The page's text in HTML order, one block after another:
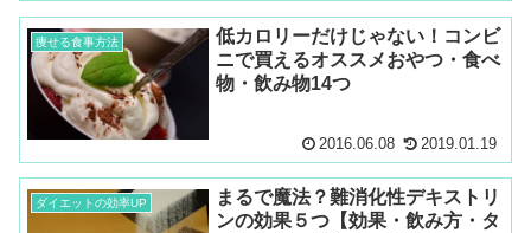
痩せる食事方法
低カロリーだけじゃない！コンビ
ニで買えるオススメおやつ・食べ
物・飲み物14つ
2016.06.08 2019.01.19
ダイエットの効率UP
まるで魔法？難消化性デキストリ
ンの効果５つ【効果・飲み方・タ